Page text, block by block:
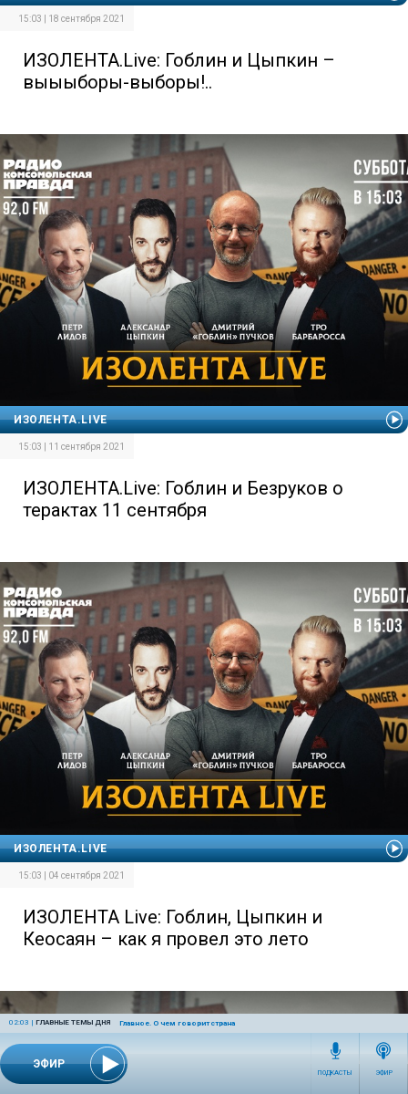
ЭФИР
02:03 | ГЛАВНЫЕ ТЕМЫ ДНЯ Главное. О чем говорит страна
ПОДКАСТЫ ЭФИР
15:03 | 18 сентября 2021
ИЗОЛЕНТА.Live: Гоблин и Цыпкин –
выыыборы-выборы!..
ИЗОЛЕНТА.LIVE
15:03 | 11 сентября 2021
ИЗОЛЕНТА.Live: Гоблин и Безруков о
терактах 11 сентября
ИЗОЛЕНТА.LIVE
15:03 | 04 сентября 2021
ИЗОЛЕНТА Live: Гоблин, Цыпкин и
Кеосаян – как я провел это лето